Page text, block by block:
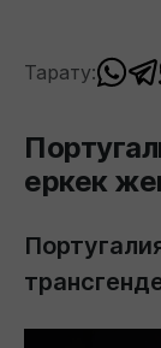
Тарату:
еркек